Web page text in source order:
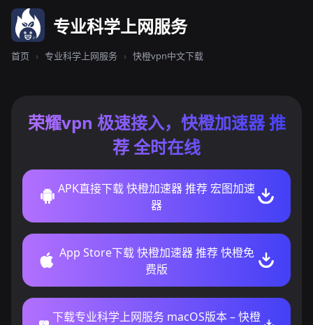
专业科学上网服务
首页 › 专业科学上网服务 › 快橙vpn中文下载
荣耀vpn 极速接入，快橙加速器 推
荐 全时在线
APK直接下载 快橙加速器 推荐 宏图加速
器
App Store下载 快橙加速器 推荐 快橙免
费版
下载专业科学上网服务 macOS版本 – 快橙